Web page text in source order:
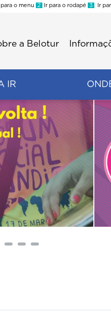
para o menu 2 Ir para o rodapé 3 Ir
a Belotur
IR